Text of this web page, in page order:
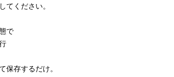
てください。
で
保存するだけ。